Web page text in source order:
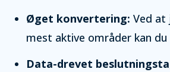
Øget konvertering: Ved at
mest aktive områder kan
Data-drevet